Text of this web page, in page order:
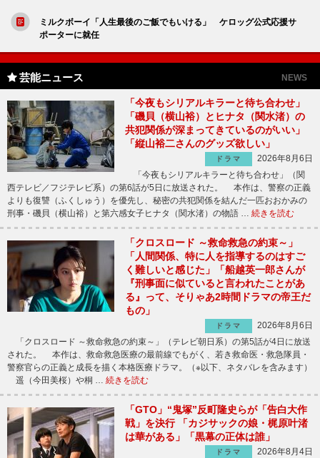
ミルクボーイ「人生最後のご飯でもいける」 ケロッグ公式応援サ
ポーターに就任
芸能ニュース NEWS
「今夜もシリアルキラーと待ち合わせ」
「磯貝（横山裕）とヒナタ（関水渚）の
共犯関係が深まってきているのがいい」
「縦山裕二さんのグッズ欲しい」
ドラマ
2026年8月6日
「今夜もシリアルキラーと待ち合わせ」（関
西テレビ／フジテレビ系）の第6話が5日に放送された。 本作は、警察の正義
よりも復讐（ふくしゅう）を優先し、秘密の共犯関係を結んだ一匹おおかみの
刑事・磯貝（横山裕）と第六感女子ヒナタ（関水渚）の物語 … 続きを読む
「クロスロード ～救命救急の約束～」
「人間関係、特に人を指導するのはすご
く難しいと感じた」「船越英一郎さんが
『刑事面に似ていると言われたことがあ
る』って、そりゃあ2時間ドラマの帝王だ
もの」
ドラマ
2026年8月6日
「クロスロード ～救命救急の約束～」（テレビ朝日系）の第5話が4日に放送
された。 本作は、救命救急医療の最前線でもがく、若き救命医・救急隊員・
警察官らの正義と成長を描く本格医療ドラマ。（※以下、ネタバレを含みます）
遥（今田美桜）や桐 … 続きを読む
「GTO」“鬼塚”反町隆史らが「告白大作
戦」を決行 「カジサックの娘・梶原叶渚
は華がある」「黒幕の正体は誰」
ドラマ
2026年8月4日